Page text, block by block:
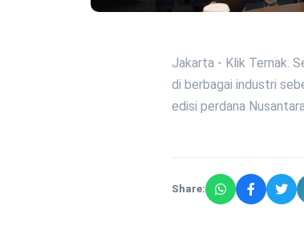
Jakarta - Klik Ternak.
di berbagai industri
edisi perdana
Share: